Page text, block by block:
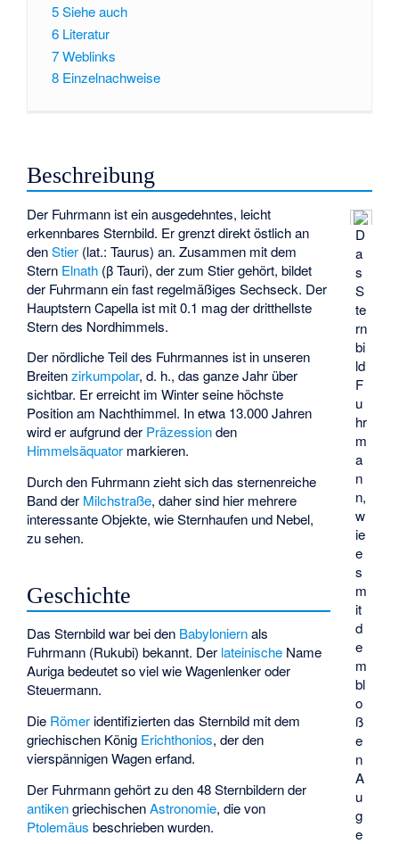
5Siehe auch
6 Literatur
7Weblinks
8 Einzelnachweise
Beschreibung
D
a
s
S
te
rn
bi
ld
F
u
hr
m
a
n
n,
w
ie
e
s
m
it
d
e
m
bl
o
ß
e
n
A
u
g
e
Der Fuhrmann ist ein ausgedehntes, leicht
erkennbares Sternbild. Er grenzt direkt östlich an
denStier (lat.: Taurus) an. Zusammen mit dem
Stern Elnath (β Tauri), der zum Stier gehört, bildet
der Fuhrmann ein fast regelmäßiges Sechseck. Der
Hauptstern Capella ist mit 0.1 mag der dritthellste
Stern des Nordhimmels.
Der nördliche Teil des Fuhrmannes ist in unseren
Breitenzirkumpolar, d. h., das ganze Jahr über
sichtbar. Er erreicht im Winter seine höchste
Position am Nachthimmel. In etwa 13.000 Jahren
wird er aufgrund der Präzessionden
Himmelsäquator markieren.
Durch den Fuhrmann zieht sich das sternenreiche
Band der Milchstraße, daher sind hier mehrere
interessante Objekte, wie Sternhaufen und Nebel,
zu sehen.
Geschichte
Das Sternbild war bei den Babyloniernals
Fuhrmann (Rukubi) bekannt. Der lateinische Name
Auriga bedeutet so viel wie Wagenlenker oder
Steuermann.
Die Römer identifizierten das Sternbild mit dem
griechischen König Erichthonios, der den
vierspännigen Wagen erfand.
Der Fuhrmann gehört zu den 48 Sternbildern der
antikengriechischenAstronomie, die von
Ptolemäus beschrieben wurden.